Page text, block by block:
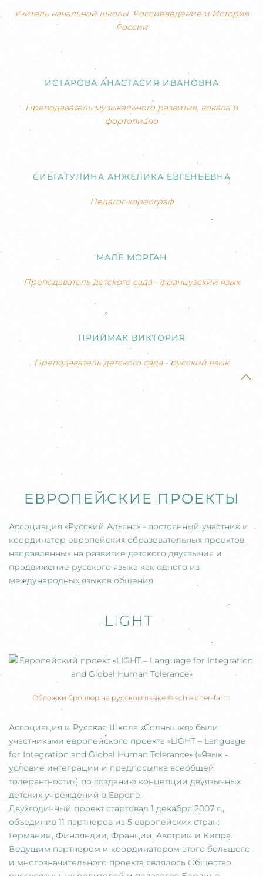
Учитель начальной школы. Россиеведение и История
России
ИСТАРОВА АНАСТАСИЯ ИВАНОВНА
Преподаватель музыкального развития, вокала и
фортопиано
СИБГАТУЛИНА АНЖЕЛИКА ЕВГЕНЬЕВНА
Педагог-хореограф
МАЛЕ МОРГАН
Преподаватель детского сада - французский язык
ПРИЙМАК ВИКТОРИЯ
Преподаватель детского сада - русский язык
ЕВРОПЕЙСКИЕ ПРОЕКТЫ
Ассоциация «Русский Альянс» - постоянный участник и
координатор европейских образовательных проектов,
направленных на развитие детского двуязычия и
продвижение русского языка как одного из
международных языков общения.
LIGHT
Обложки брошюр на русском языке © schleicher-farm
Ассоциация и Русская Школа «Солнышко» были
участниками европейского проекта «LIGHT – Language
for Integration and Global Human Tolerance» («Язык -
условие интеграции и предпосылка всеобщей
толерантности») по созданию концепции двуязычных
детских учреждений в Европе.
Двухгодичный проект стартовал 1 декабря 2007 г.,
объединив 11 партнеров из 5 европейских стран:
Германии, Финляндии, Франции, Австрии и Кипра.
Ведущим партнером и координатором этого большого
и многозначительного проекта являлось Общество